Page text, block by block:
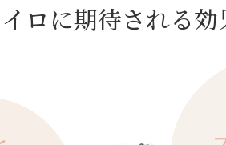
ロに期待される効